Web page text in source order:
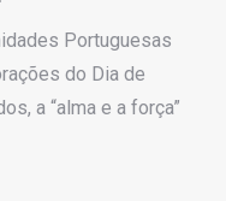
Portuguesas
do Dia de
a “alma e a força”